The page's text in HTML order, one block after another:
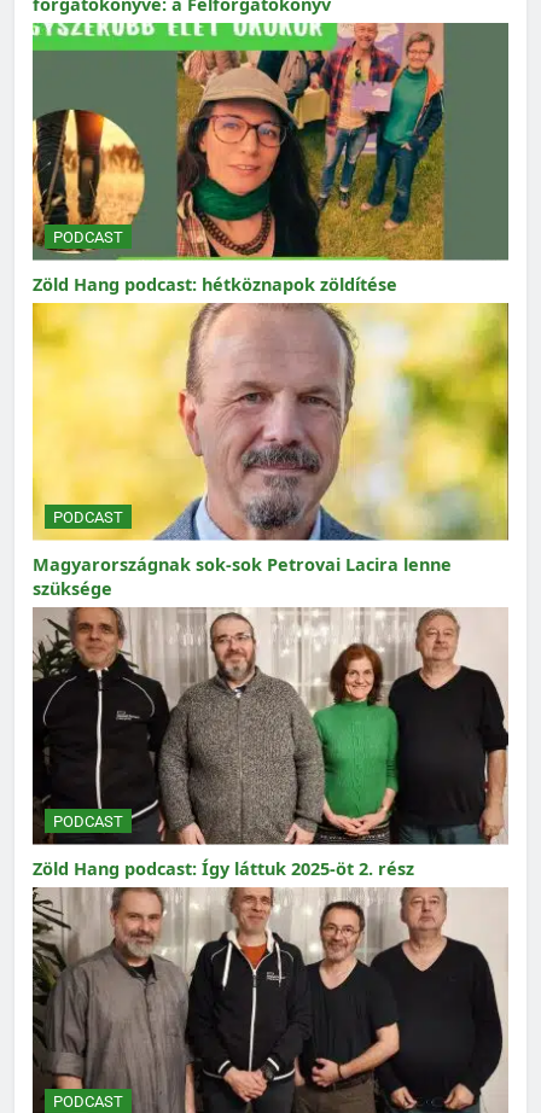
PODCAST
Zöld Hang podcast: hétköznapok zöldítése
PODCAST
Magyarországnak sok-sok Petrovai Lacira lenne
szüksége
PODCAST
Zöld Hang podcast: Így láttuk 2025-öt 2. rész
PODCAST